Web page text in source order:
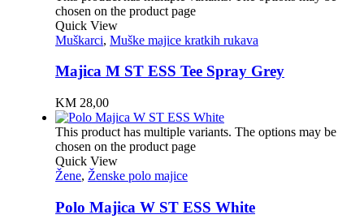
chosen on the product page
Quick View
Muškarci, Muške majice kratkih rukava
Majica M ST ESS Tee Spray Grey
KM 28,00
This product has multiple variants. The options may be
chosen on the product page
Quick View
Žene, Ženske polo majice
Polo Majica W ST ESS White